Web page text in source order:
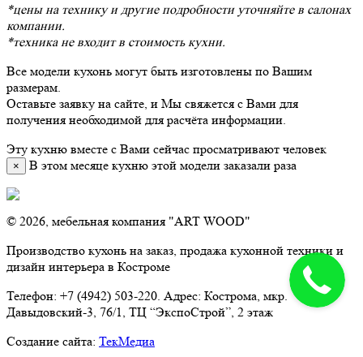
*цены на технику и другие подробности уточняйте в салонах
компании.
*техника не входит в стоимость кухни.
Все модели кухонь могут быть изготовлены по Вашим
размерам.
Оставьте заявку на сайте, и Мы свяжется с Вами для
получения необходимой для расчёта информации.
Эту кухню вместе с Вами сейчас просматривают человек
× В этом месяце кухню этой модели заказали раза
© 2026, мебельная компания "ART WOOD"
Производство кухонь на заказ, продажа кухонной техники и
дизайн интерьера в Костроме
Телефон: +7 (4942) 503-220. Адрес: Кострома, мкр.
Давыдовский-3, 76/1, ТЦ “ЭкспоСтрой”, 2 этаж
Создание сайта: ТекМедиа